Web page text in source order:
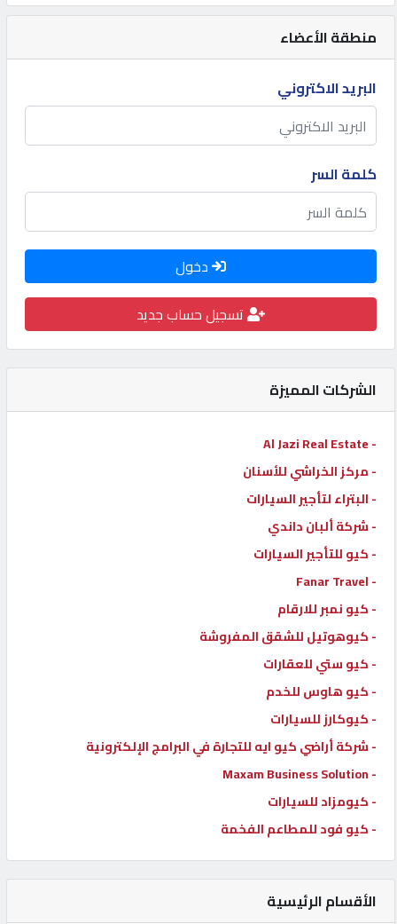
مزاد
نمبر
كيو
كارز
كيو
ماركت
القطري
POWERED
BY
منطقة الأعضاء
البريد الاكتروني
كلمة السر
دخول
تسجيل حساب جديد
الشركات المميزة
- Al Jazi Real Estate
- مركز الخراشي للأسنان
- البتراء لتأجير السيارات
- شركة ألبان داندي
- كيو للتأجير السيارات
- Fanar Travel
- كيو نمبر للارقام
- كيوهوتيل للشقق المفروشة
- كيو ستي للعقارات
- كيو هاوس للخدم
- كيوكارز للسيارات
- شركة أراضي كيو ايه للتجارة في البرامج الإلكترونية
- Maxam Business Solution
- كيومزاد للسيارات
- كيو فود للمطاعم الفخمة
الأقسام الرئيسية